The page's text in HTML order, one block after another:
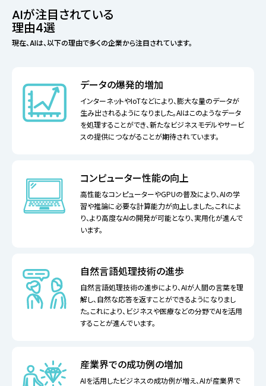
AIが注目されている
理由4選
現在、AIは、以下の理由で多くの企業から注目されています。
データの爆発的増加
インターネットやIoTなどにより、膨大な量のデータが
生み出されるようになりました。AIはこのようなデータ
を処理することができ、新たなビジネスモデルやサービ
スの提供につながることが期待されています。
コンピューター性能の向上
高性能なコンピューターやGPUの普及により、AIの学
習や推論に必要な計算能力が向上しました。これによ
り、より高度なAIの開発が可能となり、実用化が進んで
います。
自然言語処理技術の進歩
自然言語処理技術の進歩により、AIが人間の言葉を理
解し、自然な応答を返すことができるようになりまし
た。これにより、ビジネスや医療などの分野でAIを活用
することが進んでいます。
産業界での成功例の増加
AIを活用したビジネスの成功例が増え、AIが産業界で